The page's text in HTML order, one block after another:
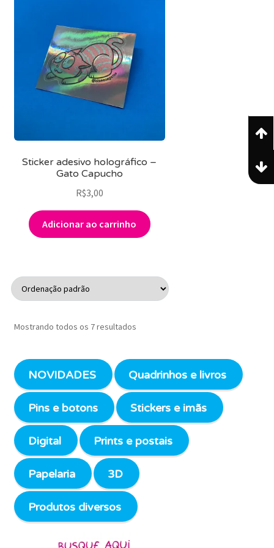
Sticker adesivo holográfico –
Gato Capucho
R$3,00
Adicionar ao carrinho
Mostrando todos os 7 resultados
NOVIDADES Quadrinhos e livros
Pins e botons Stickers e imãs
Digital Prints e postais
Papelaria 3D
Produtos diversos